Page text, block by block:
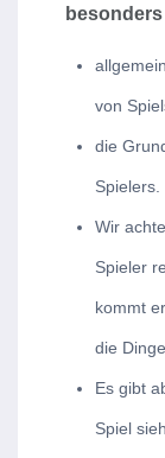
von
die
Spielers.
Wir
Spieler
kommt
die
Es gibt
Spiel